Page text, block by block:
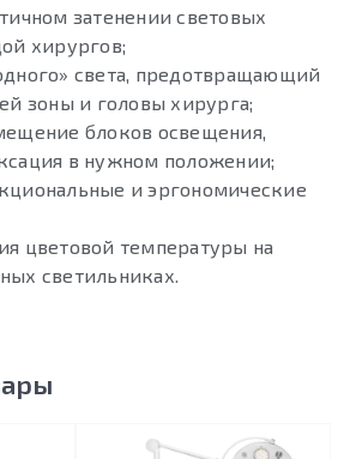
затенении световых
хирургов;
света, предотвращающий
зоны и головы хирурга;
блоков освещения,
в нужном положении;
и эргономические
цветовой температуры на
светильниках.